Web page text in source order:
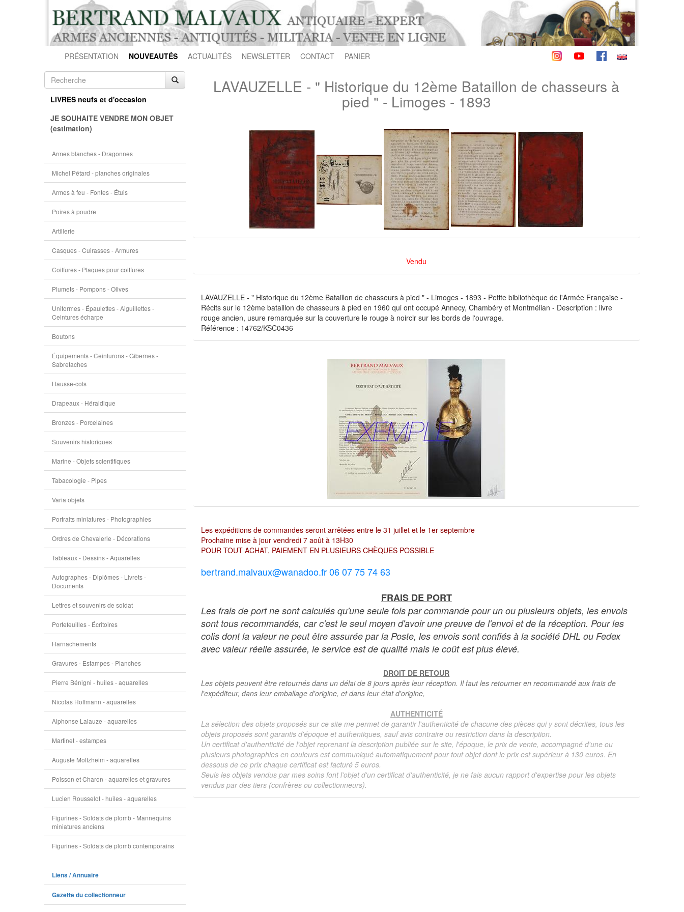
PRÉSENTATION NOUVEAUTÉS ACTUALITÉS NEWSLETTER CONTACT PANIER
LIVRES neufs et d'occasion
JE SOUHAITE VENDRE MON OBJET
(estimation)
Armes blanches - Dragonnes
Michel Pétard - planches originales
Armes à feu - Fontes - Étuis
Poires à poudre
Artillerie
Casques - Cuirasses - Armures
Coiffures - Plaques pour coiffures
Plumets - Pompons - Olives
Uniformes - Épaulettes - Aiguillettes -
Ceintures écharpe
Boutons
Équipements - Ceinturons - Gibernes -
Sabretaches
Hausse-cols
Drapeaux - Héraldique
Bronzes - Porcelaines
Souvenirs historiques
Marine - Objets scientifiques
Tabacologie - Pipes
Varia objets
Portraits miniatures - Photographies
Ordres de Chevalerie - Décorations
Tableaux - Dessins - Aquarelles
Autographes - Diplômes - Livrets -
Documents
Lettres et souvenirs de soldat
Portefeuilles - Écritoires
Harnachements
Gravures - Estampes - Planches
Pierre Bénigni - huiles - aquarelles
Nicolas Hoffmann - aquarelles
Alphonse Lalauze - aquarelles
Martinet - estampes
Auguste Moltzheim - aquarelles
Poisson et Charon - aquarelles et gravures
Lucien Rousselot - huiles - aquarelles
Figurines - Soldats de plomb - Mannequins
miniatures anciens
Figurines - Soldats de plomb contemporains
Liens / Annuaire
Gazette du collectionneur
LAVAUZELLE - " Historique du 12ème Bataillon de chasseurs à
pied " - Limoges - 1893
Vendu
LAVAUZELLE - " Historique du 12ème Bataillon de chasseurs à pied " - Limoges - 1893 - Petite bibliothèque de l'Armée Française -
Récits sur le 12ème bataillon de chasseurs à pied en 1960 qui ont occupé Annecy, Chambéry et Montmélian - Description : livre
rouge ancien, usure remarquée sur la couverture le rouge à noircir sur les bords de l'ouvrage.
Référence : 14762/KSC0436
Les expéditions de commandes seront arrêtées entre le 31 juillet et le 1er septembre
Prochaine mise à jour vendredi 7 août à 13H30
POUR TOUT ACHAT, PAIEMENT EN PLUSIEURS CHÈQUES POSSIBLE
bertrand.malvaux@wanadoo.fr 06 07 75 74 63
FRAIS DE PORT
Les frais de port ne sont calculés qu'une seule fois par commande pour un ou plusieurs objets, les envois
sont tous recommandés, car c'est le seul moyen d'avoir une preuve de l'envoi et de la réception. Pour les
colis dont la valeur ne peut être assurée par la Poste, les envois sont confiés à la société DHL ou Fedex
avec valeur réelle assurée, le service est de qualité mais le coût est plus élevé.
DROIT DE RETOUR
Les objets peuvent être retournés dans un délai de 8 jours après leur réception. Il faut les retourner en recommandé aux frais de
l'expéditeur, dans leur emballage d'origine, et dans leur état d'origine,
AUTHENTICITÉ
La sélection des objets proposés sur ce site me permet de garantir l'authenticité de chacune des pièces qui y sont décrites, tous les
objets proposés sont garantis d'époque et authentiques, sauf avis contraire ou restriction dans la description.
Un certificat d'authenticité de l'objet reprenant la description publiée sur le site, l'époque, le prix de vente, accompagné d'une ou
plusieurs photographies en couleurs est communiqué automatiquement pour tout objet dont le prix est supérieur à 130 euros. En
dessous de ce prix chaque certificat est facturé 5 euros.
Seuls les objets vendus par mes soins font l'objet d'un certificat d'authenticité, je ne fais aucun rapport d'expertise pour les objets
vendus par des tiers (confrères ou collectionneurs).